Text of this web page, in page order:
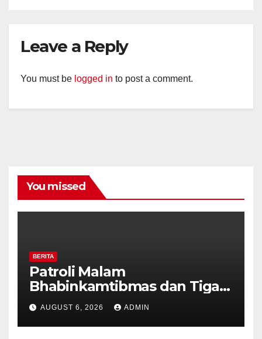
Leave a Reply
You must be logged in to post a comment.
You missed
BERITA
Patroli Malam
Bhabinkamtibmas dan Tiga
Pilar Kelurahan Ungaran
Perkuat Kamtibmas, Warga
Diajak Aktifkan Ronda
AUGUST 6, 2026 ADMIN